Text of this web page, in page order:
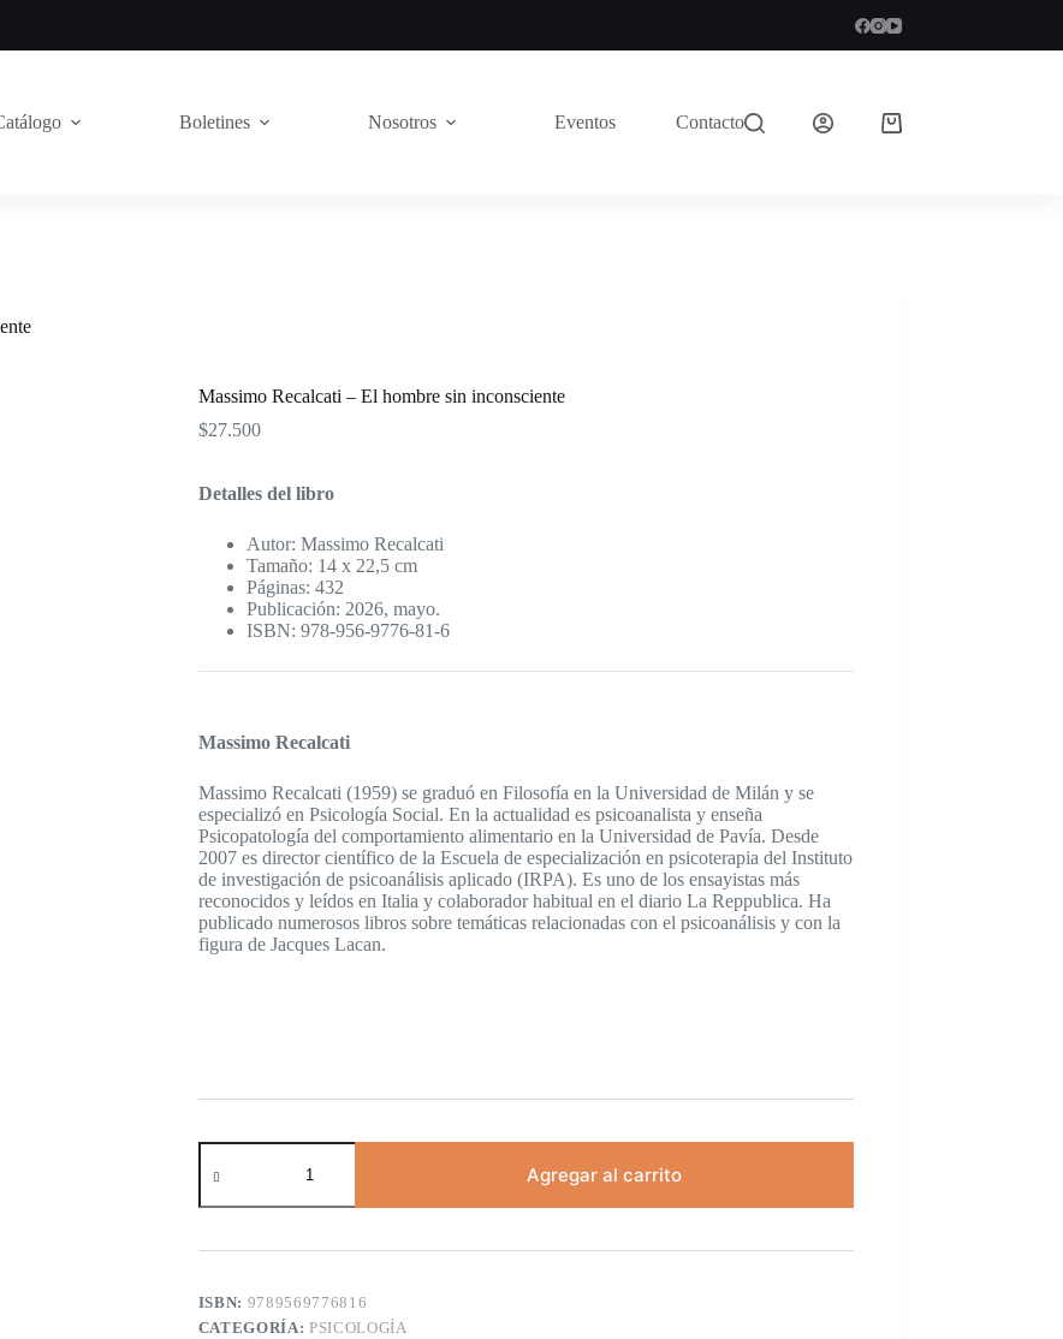
Boletines Nosotros Eventos Contacto
Massimo Recalcati – El hombre sin inconsciente
$27.500
Detalles del libro
Autor: Massimo Recalcati
Tamaño: 14 x 22,5 cm
Páginas: 432
Publicación: 2026, mayo.
ISBN: 978-956-9776-81-6
Massimo Recalcati
Massimo Recalcati (1959) se graduó en Filosofía en la Universidad de Milán y se
especializó en Psicología Social. En la actualidad es psicoanalista y enseña
Psicopatología del comportamiento alimentario en la Universidad de Pavía. Desde
2007 es director científico de la Escuela de especialización en psicoterapia del Instituto
de investigación de psicoanálisis aplicado (IRPA). Es uno de los ensayistas más
reconocidos y leídos en Italia y colaborador habitual en el diario La Reppublica. Ha
publicado numerosos libros sobre temáticas relacionadas con el psicoanálisis y con la
figura de Jacques Lacan.
Agregar al carrito
ISBN: 9789569776816
CATEGORÍA: PSICOLOGÍA